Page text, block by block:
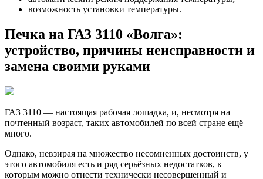
возможность установки температуры.
Печка на ГАЗ 3110 «Волга»:
устройство, причины неисправности и
замена своими руками
ГАЗ 3110 — настоящая рабочая лошадка, и, несмотря на
почтенный возраст, таких автомобилей по всей стране ещё
много.
Однако, невзирая на множество несомненных достоинств, у
этого автомобиля есть и ряд серьёзных недостатков, к
которым можно отнести технически несовершенный и